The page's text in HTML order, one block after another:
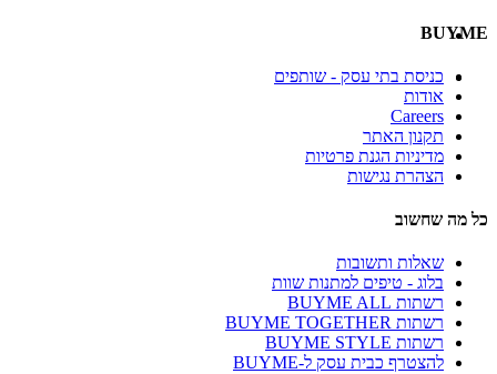
BUYME
כניסת בתי עסק - שותפים
אודות
Careers
תקנון האתר
מדיניות הגנת פרטיות
הצהרת נגישות
כל מה שחשוב
שאלות ותשובות
בלוג - טיפים למתנות שוות
רשתות BUYME ALL
רשתות BUYME TOGETHER
רשתות BUYME STYLE
להצטרף כבית עסק ל-BUYME